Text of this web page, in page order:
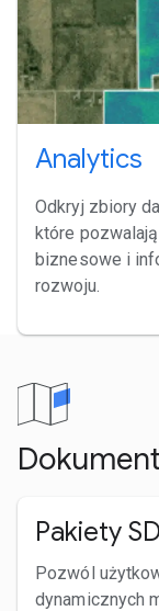
Analytics
Odkryj zbiory
które
biznesowe i
rozwoju.
Pakiety
Pozwól
dynamicznych